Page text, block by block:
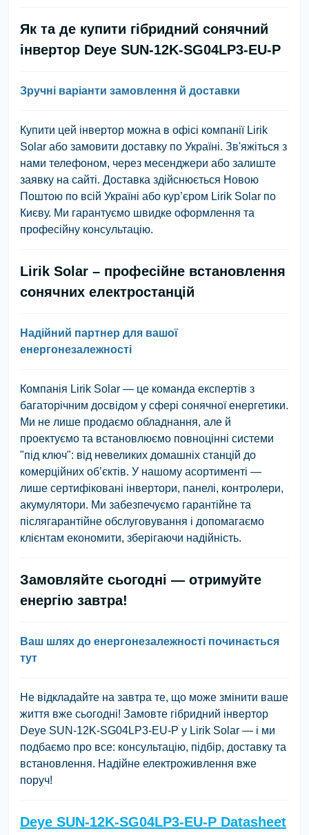
Як та де купити гібридний сонячний
інвертор Deye SUN-12K-SG04LP3-EU-P
Зручні варіанти замовлення й доставки
Купити цей інвертор можна в офісі компанії Lirik
Solar або замовити доставку по Україні. Зв'яжіться з
нами телефоном, через месенджери або залиште
заявку на сайті. Доставка здійснюється Новою
Поштою по всій Україні або кур’єром Lirik Solar по
Києву. Ми гарантуємо швидке оформлення та
професійну консультацію.
Lirik Solar – професійне встановлення
сонячних електростанцій
Надійний партнер для вашої
енергонезалежності
Компанія Lirik Solar — це команда експертів з
багаторічним досвідом у сфері сонячної енергетики.
Ми не лише продаємо обладнання, але й
проектуємо та встановлюємо повноцінні системи
"під ключ": від невеликих домашніх станцій до
комерційних об’єктів. У нашому асортименті —
лише сертифіковані інвертори, панелі, контролери,
акумулятори. Ми забезпечуємо гарантійне та
післягарантійне обслуговування і допомагаємо
клієнтам економити, зберігаючи надійність.
Замовляйте сьогодні — отримуйте
енергію завтра!
Ваш шлях до енергонезалежності починається
тут
Не відкладайте на завтра те, що може змінити ваше
життя вже сьогодні! Замовте гібридний інвертор
Deye SUN-12K-SG04LP3-EU-P у Lirik Solar — і ми
подбаємо про все: консультацію, підбір, доставку та
встановлення. Надійне електроживлення вже
поруч!
Deye SUN-12K-SG04LP3-EU-P Datasheet